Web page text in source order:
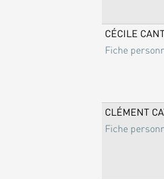
CÉCILE
Fiche
CLÉMENT
Fiche